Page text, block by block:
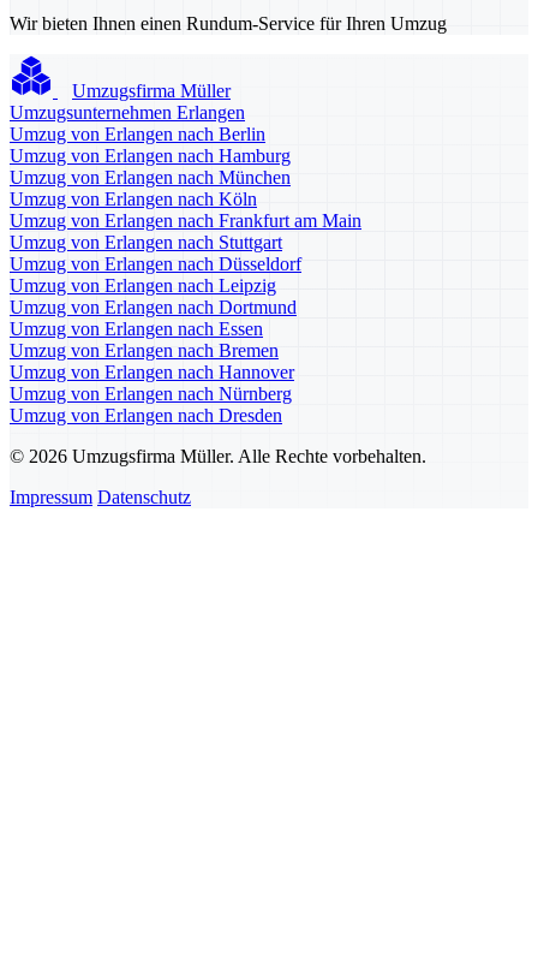
Wir bieten Ihnen einen Rundum-Service für Ihren Umzug
Umzugsfirma Müller
Umzugsunternehmen Erlangen
Umzug von Erlangen nach Berlin
Umzug von Erlangen nach Hamburg
Umzug von Erlangen nach München
Umzug von Erlangen nach Köln
Umzug von Erlangen nach Frankfurt am Main
Umzug von Erlangen nach Stuttgart
Umzug von Erlangen nach Düsseldorf
Umzug von Erlangen nach Leipzig
Umzug von Erlangen nach Dortmund
Umzug von Erlangen nach Essen
Umzug von Erlangen nach Bremen
Umzug von Erlangen nach Hannover
Umzug von Erlangen nach Nürnberg
Umzug von Erlangen nach Dresden
© 2026 Umzugsfirma Müller. Alle Rechte vorbehalten.
Impressum Datenschutz